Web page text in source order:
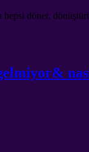
döner,